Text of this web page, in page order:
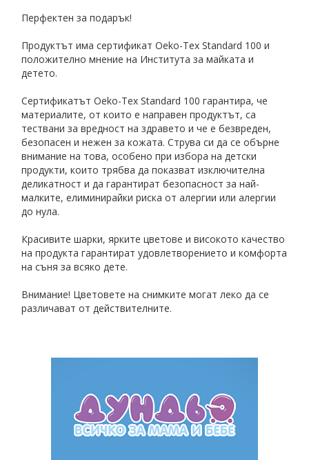
Перфектен за подарък!
Продуктът има сертификат Oeko-Tex Standard 100 и
положително мнение на Института за майката и
детето.
Сертификатът Oeko-Tex Standard 100 гарантира, че
материалите, от които е направен продуктът, са
тествани за вредност на здравето и че е безвреден,
безопасен и нежен за кожата. Струва си да се обърне
внимание на това, особено при избора на детски
продукти, които трябва да показват изключителна
деликатност и да гарантират безопасност за най-
малките, елиминирайки риска от алергии или алергии
до нула.
Красивите шарки, ярките цветове и високото качество
на продукта гарантират удовлетворението и комфорта
на съня за всяко дете.
Внимание! Цветовете на снимките могат леко да се
различават от действителните.